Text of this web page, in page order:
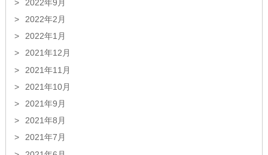
2022年9月
2022年2月
2022年1月
2021年12月
2021年11月
2021年10月
2021年9月
2021年8月
2021年7月